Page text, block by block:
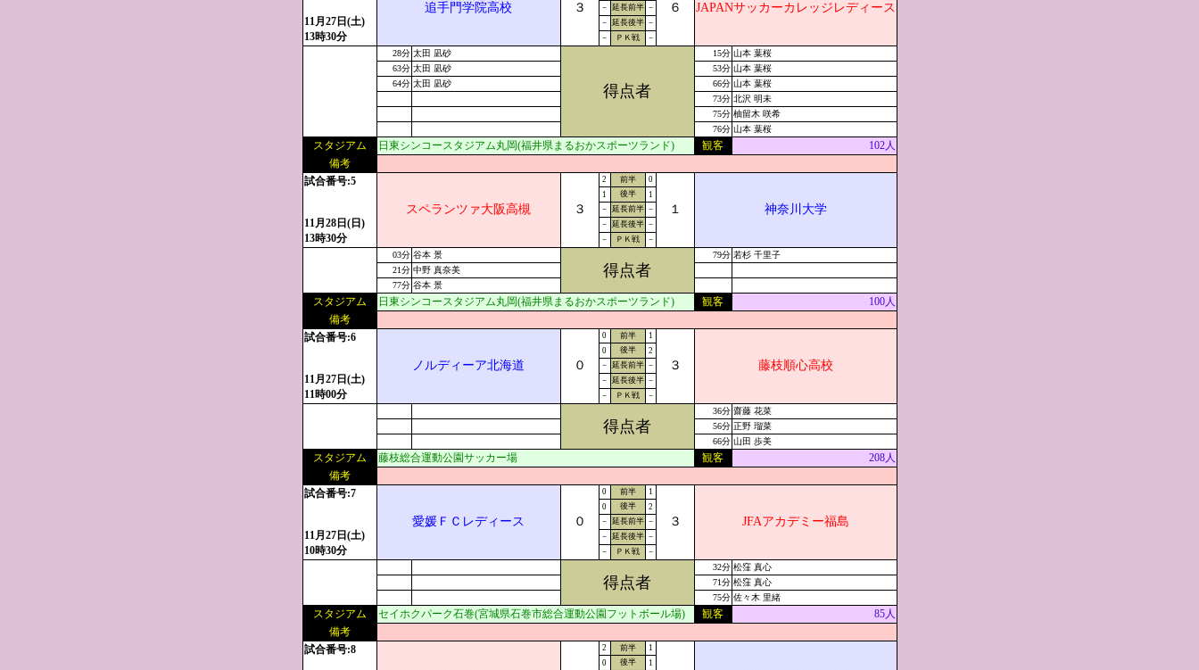
11月27日(土)
13時30分
追手門学院高校 ３ ６ JAPANサッカーカレッジレディース
－ 延長前半 －
－ 延長後半 －
－
ＰＫ戦 －
28分 太田 凪砂
得点者
15分 山本 葉桜
63分 太田 凪砂 53分 山本 葉桜
64分 太田 凪砂 66分 山本 葉桜
73分 北沢 明未
75分 柚留木 咲希
76分 山本 葉桜
スタジアム 日東シンコースタジアム丸岡(福井県まるおかスポーツランド) 観客
102人
備考
試合番号:5
11月28日(日)
13時30分
スペランツァ大阪高槻 ３
2 前半 0
１ 神奈川大学
1 後半
1
－ 延長前半 －
－ 延長後半 －
－
ＰＫ戦 －
03分 谷本 景
得点者
79分 若杉 千里子
21分 中野 真奈美
77分 谷本 景
スタジアム 日東シンコースタジアム丸岡(福井県まるおかスポーツランド) 観客
100人
備考
試合番号:6
11月27日(土)
11時00分
ノルディーア北海道 ０
0 前半 1
３ 藤枝順心高校
0 後半
2
－ 延長前半 －
－ 延長後半 －
－
ＰＫ戦 －
得点者
36分 齋藤 花菜
56分 正野 瑠菜
66分 山田 歩美
スタジアム 藤枝総合運動公園サッカー場 観客
208人
備考
試合番号:7
11月27日(土)
10時30分
愛媛ＦＣレディース ０
0 前半 1
３ JFAアカデミー福島
0 後半
2
－ 延長前半 －
－ 延長後半 －
－
ＰＫ戦 －
得点者
32分 松窪 真心
71分 松窪 真心
75分 佐々木 里緒
スタジアム セイホクパーク石巻(宮城県石巻市総合運動公園フットボール場) 観客
85人
備考
試合番号:8
2 前半 1
0 後半
1